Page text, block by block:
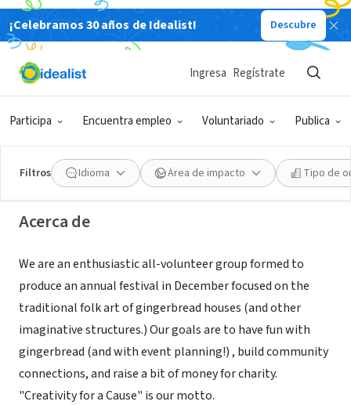
¡Celebramos 30 años de Idealist! Descubre
Participa Encuentra empleo Voluntariado Publica
Ingresa Regístrate
Filtros Idioma Área de impacto Tipo de
PORT GINGERBREAD FESTIVAL
Newburyport, MA www.portgingerbreadfestival.org
Acerca de
We are an enthusiastic all-volunteer group formed to
produce an annual festival in December focused on the
traditional folk art of gingerbread houses (and other
imaginative structures.) Our goals are to have fun with
gingerbread (and with event planning!) , build community
connections, and raise a bit of money for charity.
"Creativity for a Cause" is our motto.